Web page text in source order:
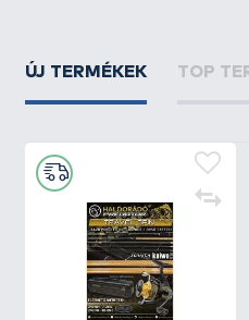
ÚJ TERMÉKEK TOP